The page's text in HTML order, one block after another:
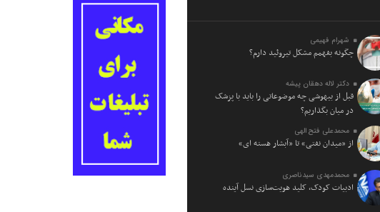
شهرام فهیمی
چگونه بفهمم مشکل تیروئید دارم؟
دکتر لاله دهقان پیشه
قبل از بیهوشی چه موضوعاتی را باید با پزشک
در میان بگذاریم؟
محمدعلی فتح الهی
از «میدان نفتی» تا «آبشار هسته ای»
محمدمهدی سیدناصری
ادبیات کودک، کلید هویت‌سازی نسل آینده